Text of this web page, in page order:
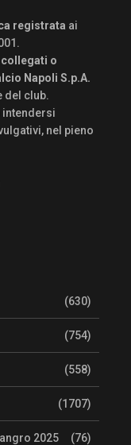
registrata ai
o
Napoli S.p.A.
del club.
intendersi
nel pieno
(630)
(754)
(558)
(1707)
2025 (76)